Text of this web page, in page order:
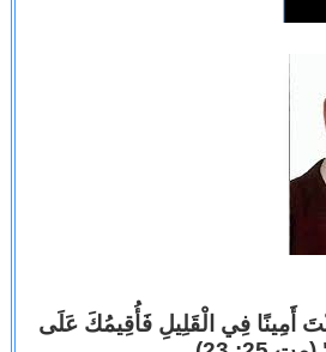
أَمِينًا فِي الْقَلِيلِ فَأُقِيمُكَ عَلَى